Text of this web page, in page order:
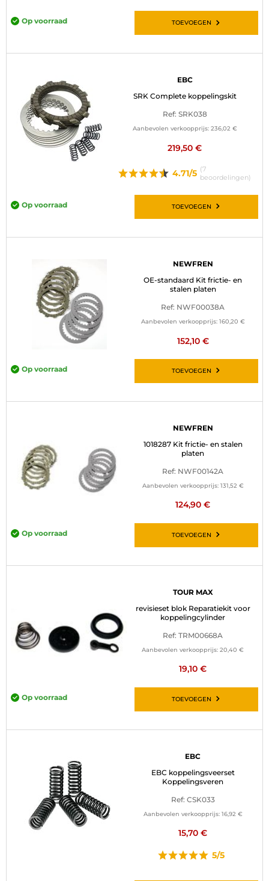
Op voorraad TOEVOEGEN
EBC
SRK Complete koppelingskit
Ref: SRK038
Aanbevolen verkoopprijs: 236,02 €
219,50 €
4.71/5 (7
beoordelingen)
Op voorraad TOEVOEGEN
NEWFREN
OE-standaard Kit frictie- en
stalen platen
Ref: NWF00038A
Aanbevolen verkoopprijs: 160,20 €
152,10 €
Op voorraad TOEVOEGEN
NEWFREN
1018287 Kit frictie- en stalen
platen
Ref: NWF00142A
Aanbevolen verkoopprijs: 131,52 €
124,90 €
Op voorraad TOEVOEGEN
TOUR MAX
revisieset blok Reparatiekit voor
koppelingcylinder
Ref: TRM00668A
Aanbevolen verkoopprijs: 20,40 €
19,10 €
Op voorraad TOEVOEGEN
EBC
EBC koppelingsveerset
Koppelingsveren
Ref: CSK033
Aanbevolen verkoopprijs: 16,92 €
15,70 €
5/5